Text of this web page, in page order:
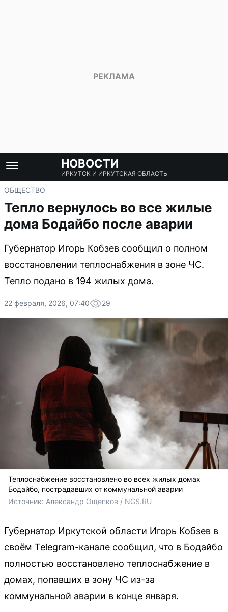
НОВОСТИ
ИРКУТСК И ИРКУТСКАЯ ОБЛАСТЬ
ОБЩЕСТВО
Тепло вернулось во все жилые
дома Бодайбо после аварии
Губернатор Игорь Кобзев сообщил о полном
восстановлении теплоснабжения в зоне ЧС.
Тепло подано в 194 жилых дома.
22 февраля, 2026, 07:40 29
Теплоснабжение восстановлено во всех жилых домах
Бодайбо, пострадавших от коммунальной аварии
Источник: Александр Ощепков / NGS.RU
Губернатор Иркутской области Игорь Кобзев в
своём Telegram-канале сообщил, что в Бодайбо
полностью восстановлено теплоснабжение в
домах, попавших в зону ЧС из-за
коммунальной аварии в конце января.